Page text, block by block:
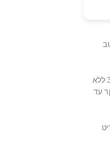
אנחנו גילינו רק בעיה אחת בג'ימבורי הזה: הם מאפשרים להשאיר במקום ילדים מתחת לגיל 3 ללא
עד